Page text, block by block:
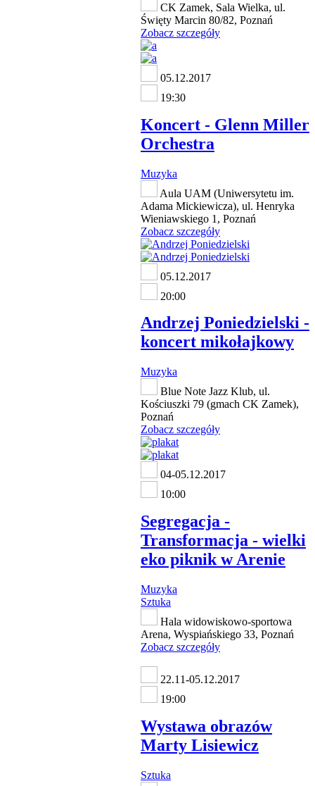
CK Zamek, Sala Wielka, ul.
Święty Marcin 80/82, Poznań
Zobacz szczegóły
05.12.2017
19:30
Koncert - Glenn Miller
Orchestra
Muzyka
Aula UAM (Uniwersytetu im.
Adama Mickiewicza), ul. Henryka
Wieniawskiego 1, Poznań
Zobacz szczegóły
05.12.2017
20:00
Andrzej Poniedzielski -
koncert mikołajkowy
Muzyka
Blue Note Jazz Klub, ul.
Kościuszki 79 (gmach CK Zamek),
Poznań
Zobacz szczegóły
04-05.12.2017
10:00
Segregacja -
Transformacja - wielki
eko piknik w Arenie
Muzyka
Sztuka
Hala widowiskowo-sportowa
Arena, Wyspiańskiego 33, Poznań
Zobacz szczegóły
22.11-05.12.2017
19:00
Wystawa obrazów
Marty Lisiewicz
Sztuka